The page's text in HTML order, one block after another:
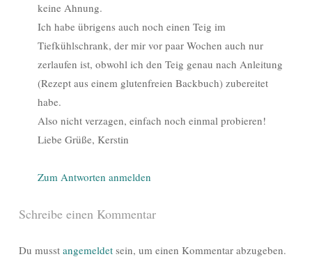
keine Ahnung.
Ich habe übrigens auch noch einen Teig im
Tiefkühlschrank, der mir vor paar Wochen auch nur
zerlaufen ist, obwohl ich den Teig genau nach Anleitung
(Rezept aus einem glutenfreien Backbuch) zubereitet
habe.
Also nicht verzagen, einfach noch einmal probieren!
Liebe Grüße, Kerstin
Zum Antworten anmelden
Schreibe einen Kommentar
Du musst angemeldet sein, um einen Kommentar abzugeben.